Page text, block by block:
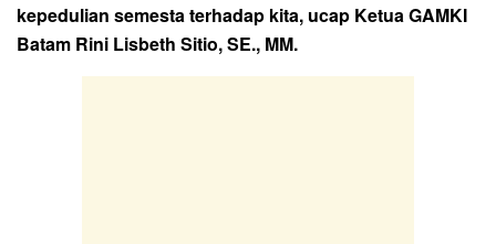
kepedulian semesta terhadap kita, ucap Ketua GAMKI
Batam Rini Lisbeth Sitio, SE., MM.